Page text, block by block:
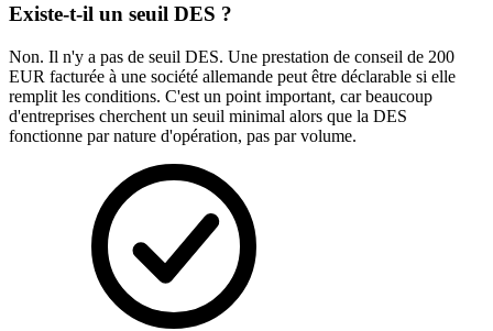
Existe-t-il un seuil DES ?
Non. Il n'y a pas de seuil DES. Une prestation de conseil de 200
EUR facturée à une société allemande peut être déclarable si elle
remplit les conditions. C'est un point important, car beaucoup
d'entreprises cherchent un seuil minimal alors que la DES
fonctionne par nature d'opération, pas par volume.